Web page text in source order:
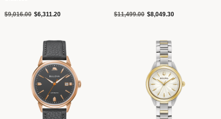
Precio reducido de
$9,016.00a$6,311.20 Precio reducido de
$11,499.00a$8,049.30